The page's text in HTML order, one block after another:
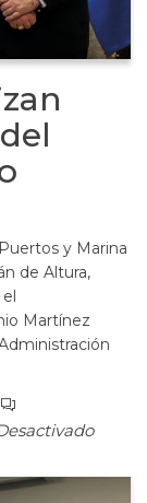
y Marina
de Altura,
Martínez